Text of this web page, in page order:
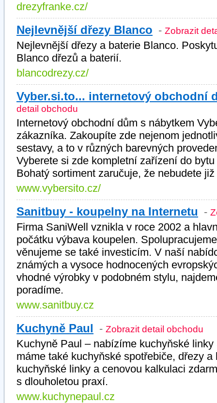
drezyfranke.cz/
Nejlevnější dřezy Blanco - Zobrazit
Nejlevnější dřezy a baterie Blanco.
Blanco dřezů a baterií.
blancodrezy.cz/
Vyber.si.to... internetový obchodní
detail obchodu
Internetový obchodní dům s nábytkem
zákazníka. Zakoupíte zde nejenom
sestavy, a to v různých barevných
Vyberete si zde kompletní zařízení do
Bohatý sortiment zaručuje, že nebudete
www.vybersito.cz/
Sanitbuy - koupelny na Internetu -
Firma SaniWell vznikla v roce 2002 a
počátku výbava koupelen.
věnujeme se také investicím. V naší
známých a vysoce hodnocených
vhodné výrobky v podobném stylu,
poradíme.
www.sanitbuy.cz
Kuchyně Paul - Zobrazit detail obchodu
Kuchyně Paul – nabízíme kuchyňské
máme také kuchyňské spotřebiče, dřezy
kuchyňské linky a cenovou kalkulaci
s dlouholetou praxí.
www.kuchynepaul.cz